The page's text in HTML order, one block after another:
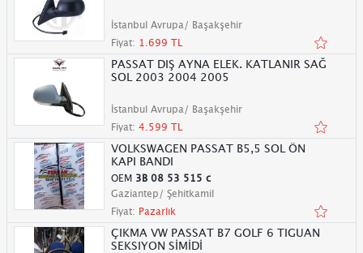
İstanbul Avrupa/ Başakşehir
Fiyat: 1.699 TL
PASSAT DIŞ AYNA ELEK. KATLANIR SAĞ
SOL 2003 2004 2005
İstanbul Avrupa/ Başakşehir
Fiyat: 4.599 TL
VOLKSWAGEN PASSAT B5,5 SOL ÖN
KAPI BANDI
OEM 3B 08 53 515 c
Gaziantep/ Şehitkamil
Fiyat: Pazarlık
ÇIKMA VW PASSAT B7 GOLF 6 TIGUAN
SEKSIYON SİMİDİ